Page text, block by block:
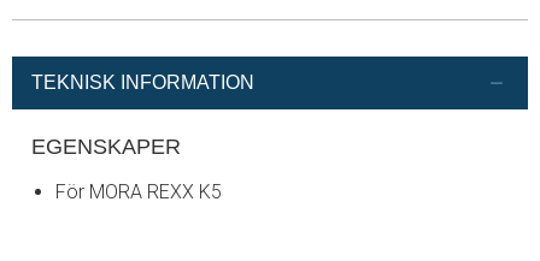
TEKNISK INFORMATION
EGENSKAPER
För MORA REXX K5